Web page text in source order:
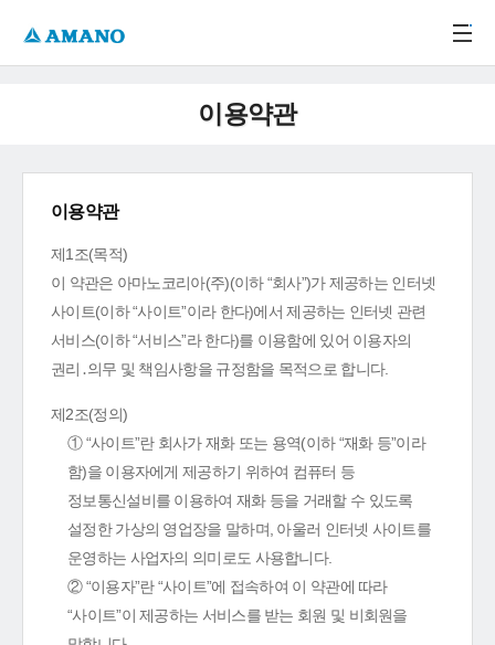
이용약관
이용약관
제1조(목적)
이 약관은 아마노코리아(주)(이하 “회사”)가 제공하는 인터넷
사이트(이하 “사이트”이라 한다)에서 제공하는 인터넷 관련
서비스(이하 “서비스”라 한다)를 이용함에 있어 이용자의
권리․의무 및 책임사항을 규정함을 목적으로 합니다.
제2조(정의)
① “사이트”란 회사가 재화 또는 용역(이하 “재화 등”이라
함)을 이용자에게 제공하기 위하여 컴퓨터 등
정보통신설비를 이용하여 재화 등을 거래할 수 있도록
설정한 가상의 영업장을 말하며, 아울러 인터넷 사이트를
운영하는 사업자의 의미로도 사용합니다.
② “이용자”란 “사이트”에 접속하여 이 약관에 따라
“사이트”이 제공하는 서비스를 받는 회원 및 비회원을